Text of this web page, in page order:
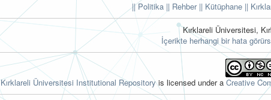
|| Politika || Rehber|| Kütüphane ||
Kırklareli Üniversitesi,
İçerikte herhangi bir hata
Kırklareli Üniversitesi Institutional Repositoryis licensed under a Creative